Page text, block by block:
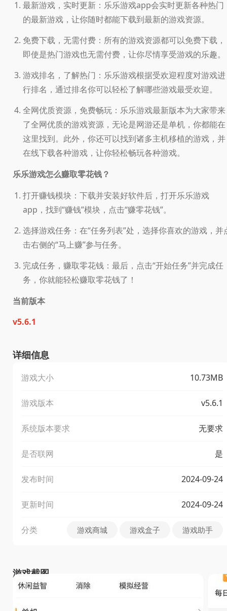
最新游戏，实时更新：乐乐游戏app会实时更新各种热门
的最新游戏，让你随时都能下载到最新的游戏资源。
免费下载，无需付费：所有的游戏资源都可以免费下载，
即使是热门游戏也无需付费，让你尽情享受游戏的乐趣。
游戏排名，了解热门：乐乐游戏根据受欢迎程度对游戏进
行排名，通过排名你可以轻松了解哪些游戏最受欢迎。
全网优质资源，免费畅玩：乐乐游戏最新版本为大家带来
了全网优质的游戏资源，无论是网游还是单机，你都能在
这里找到。此外，你还可以找到诸多主机移植的游戏，并
在线下载各种游戏，让你轻松畅玩各种游戏。
乐乐游戏怎么赚取零花钱？
打开赚钱模块：下载并安装好软件后，打开乐乐游戏
app，找到“赚钱”模块，点击“赚零花钱”。
选择游戏任务：在“任务列表”处，选择你喜欢的游戏，并
击右侧的“马上赚”参与任务。
完成任务，赚取零花钱：最后，点击“开始任务”并完成任
务，你就能轻松赚取零花钱了！
当前版本
v5.6.1
详细信息
游戏大小 10.73MB
游戏版本 v5.6.1
系统版本要求 无要求
是否联网 是
发布时间 2024-09-24
更新时间 2024-09-24
分类 游戏商城 游戏盒子 游戏助手
游戏截图